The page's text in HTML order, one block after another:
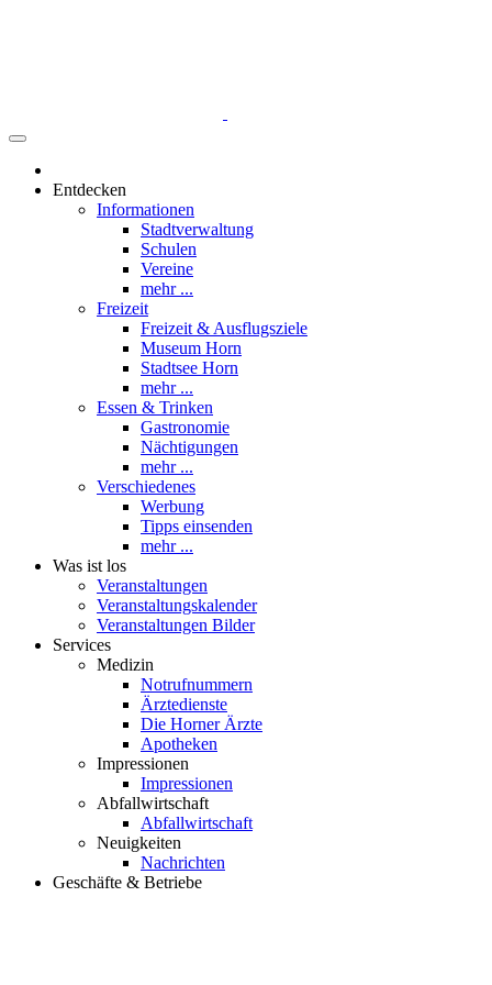
Entdecken
Informationen
Stadtverwaltung
Schulen
Vereine
mehr ...
Freizeit
Freizeit & Ausflugsziele
Museum Horn
Stadtsee Horn
mehr ...
Essen & Trinken
Gastronomie
Nächtigungen
mehr ...
Verschiedenes
Werbung
Tipps einsenden
mehr ...
Was ist los
Veranstaltungen
Veranstaltungskalender
Veranstaltungen Bilder
Services
Medizin
Notrufnummern
Ärztedienste
Die Horner Ärzte
Apotheken
Impressionen
Impressionen
Abfallwirtschaft
Abfallwirtschaft
Neuigkeiten
Nachrichten
Geschäfte & Betriebe